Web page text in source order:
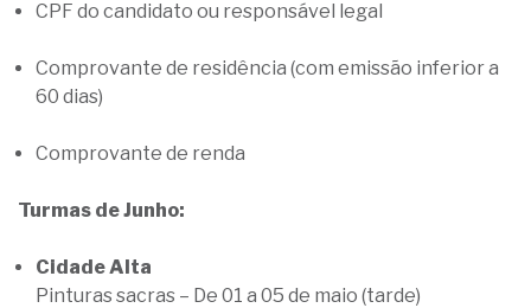
CPF do candidato ou responsável legal
Comprovante de residência (com emissão inferior a
60 dias)
Comprovante de renda
Turmas de Junho:
Cidade Alta
Pinturas sacras – De 01 a 05 de maio (tarde)